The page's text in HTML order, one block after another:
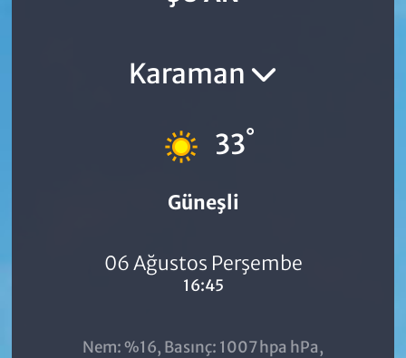
Karaman
33°
Güneşli
06 Ağustos Perşembe
16:45
Nem: %16, Basınç: 1007 hpa hPa,